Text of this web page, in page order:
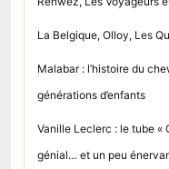
La Belgique, Olloy, Les
Malabar : l’histoire du
générations d’enfants
Vanille Leclerc : le tube «
génial… et un peu